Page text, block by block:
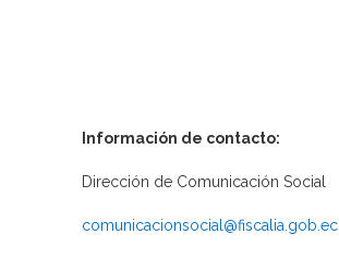
Información de contacto:
Dirección de Comunicación Social
comunicacionsocial@fiscalia.gob.ec